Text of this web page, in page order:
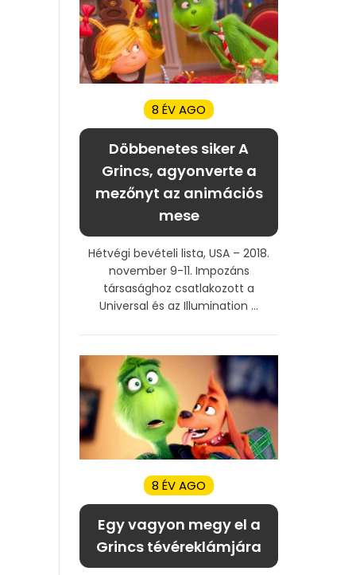
8 ÉV AGO
Döbbenetes siker A
Grincs, agyonverte a
mezőnyt az animációs
mese
Hétvégi bevételi lista, USA – 2018.
november 9-11. Impozáns
társasághoz csatlakozott a
Universal és az Illumination ...
8 ÉV AGO
Egy vagyon megy el a
Grincs tévéreklámjára